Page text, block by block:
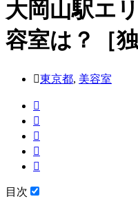
大岡山駅エ
容室は？［独
東京都, 美容室
目次